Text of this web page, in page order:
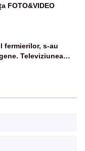
FOTO&VIDEO
fermierilor, s-au
Televiziunea
calm – LIVE TEXT